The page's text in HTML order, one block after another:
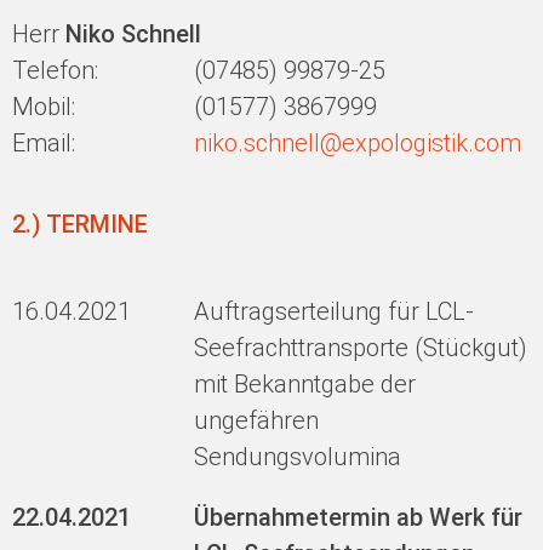
Herr Niko Schnell
Telefon:
(07485) 99879-25
Mobil:
(01577) 3867999
Email:
niko.schnell@expologistik.com
2.) TERMINE
16.04.2021
Auftragserteilung für LCL-
Seefrachttransporte (Stückgut)
mit Bekanntgabe der
ungefähren
Sendungsvolumina
22.04.2021
Übernahmetermin ab Werk für